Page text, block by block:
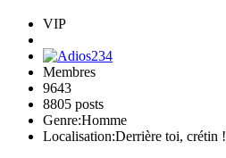
VIP
Membres
9643
8805 posts
Genre:Homme
Localisation:Derrière toi, crétin !